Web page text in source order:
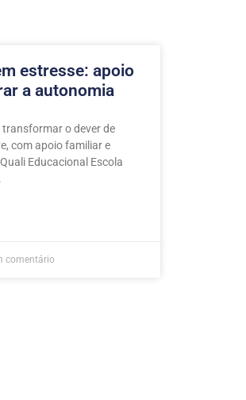
estresse: apoio
a autonomia
o dever de
com apoio familiar e
Educacional Escola
comentário